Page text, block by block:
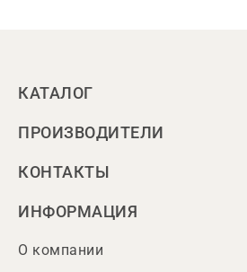
КАТАЛОГ
ПРОИЗВОДИТЕЛИ
КОНТАКТЫ
ИНФОРМАЦИЯ
О компании